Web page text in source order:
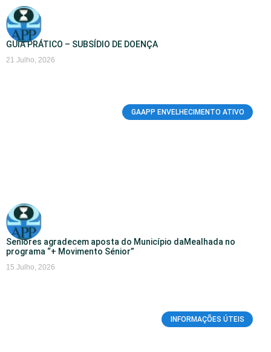
GUIA PRÁTICO – SUBSÍDIO DE DOENÇA
21 Julho, 2026
GAAPP ENVELHECIMENTO ATIVO
Seniores agradecem aposta do Município daMealhada no
programa “+ Movimento Sénior”
15 Julho, 2026
INFORMAÇÕES ÚTEIS